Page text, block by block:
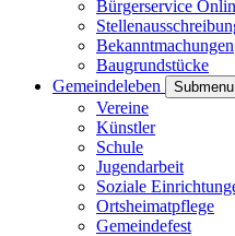
Bürgerservice
Bekanntmachungen
Baugrundstücke
Gemeindeleben
Vereine
Künstler
Schule
Jugendarbeit
Soziale
Ortsheimatpflege
Gemeindefest